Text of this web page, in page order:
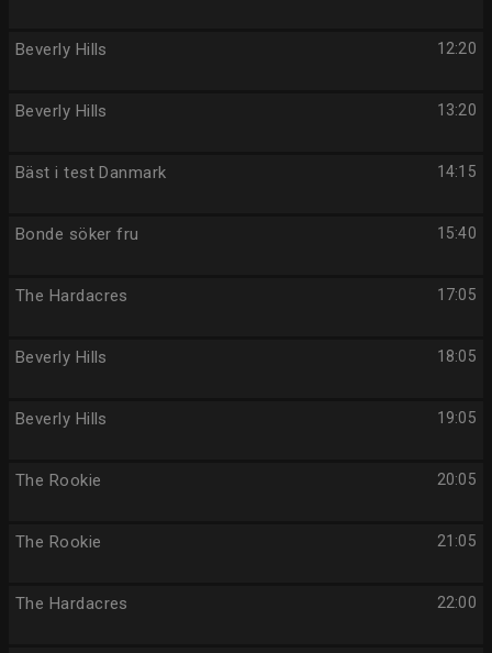
12:20
Beverly Hills
13:20
Beverly Hills
14:15
Bäst i test Danmark
15:40
Bonde söker fru
17:05
The Hardacres
18:05
Beverly Hills
19:05
Beverly Hills
20:05
The Rookie
21:05
The Rookie
22:00
The Hardacres